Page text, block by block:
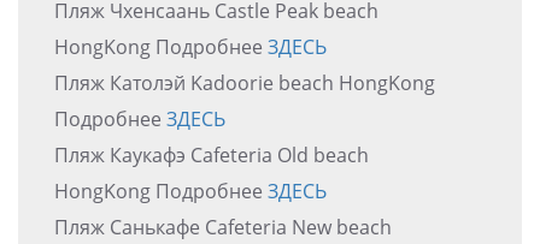
Пляж Чхенсаань Castle Peak beach
HongKong Подробнее ЗДЕСЬ
Пляж Католэй Kadoorie beach HongKong
Подробнее ЗДЕСЬ
Пляж Каукафэ Cafeteria Old beach
HongKong Подробнее ЗДЕСЬ
Пляж Санькафе Cafeteria New beach